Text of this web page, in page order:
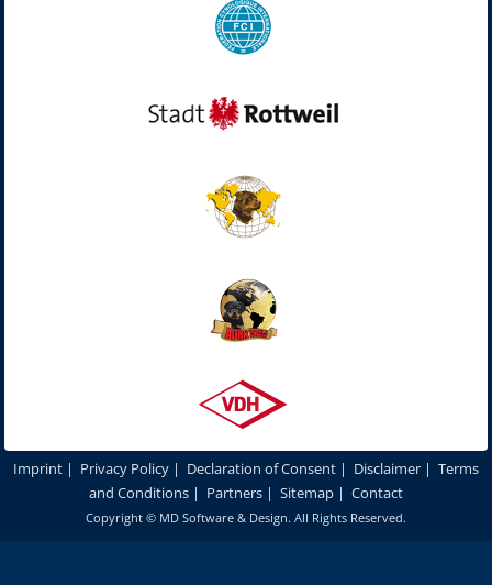
Imprint | Privacy Policy | Declaration of Consent | Disclaimer | Terms
and Conditions | Partners | Sitemap | Contact
Copyright © MD Software & Design. All Rights Reserved.